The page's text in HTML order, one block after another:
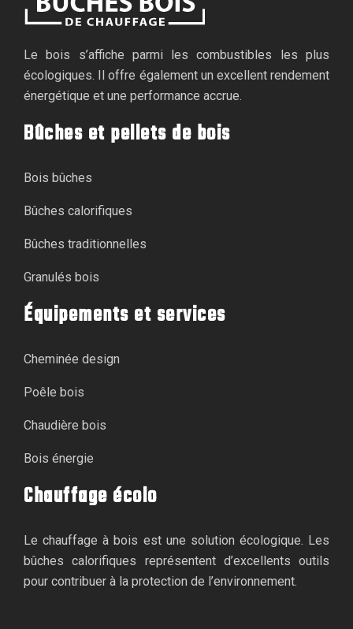
Le bois s’affiche parmi les combustibles les plus
écologiques. Il offre également un excellent rendement
énergétique et une performance accrue.
Bûches et pellets de bois
Bois bûches
Bûches calorifiques
Bûches traditionnelles
Granulés bois
Équipements et services
Cheminée design
Poêle bois
Chaudière bois
Bois énergie
Chauffage écolo
Le chauffage à bois est une solution écologique. Les
bûches calorifiques représentent d’excellents outils
pour contribuer à la protection de l’environnement.